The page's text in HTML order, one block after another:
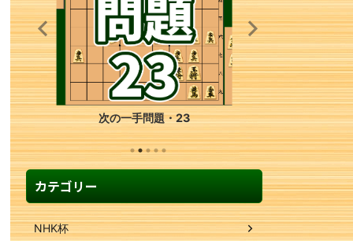
次の一手問題・7
カテゴリー
NHK杯